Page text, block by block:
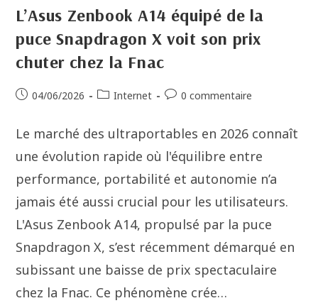
L’Asus Zenbook A14 équipé de la
puce Snapdragon X voit son prix
chuter chez la Fnac
04/06/2026 Internet 0 commentaire
Le marché des ultraportables en 2026 connaît
une évolution rapide où l'équilibre entre
performance, portabilité et autonomie n’a
jamais été aussi crucial pour les utilisateurs.
L'Asus Zenbook A14, propulsé par la puce
Snapdragon X, s’est récemment démarqué en
subissant une baisse de prix spectaculaire
chez la Fnac. Ce phénomène crée…